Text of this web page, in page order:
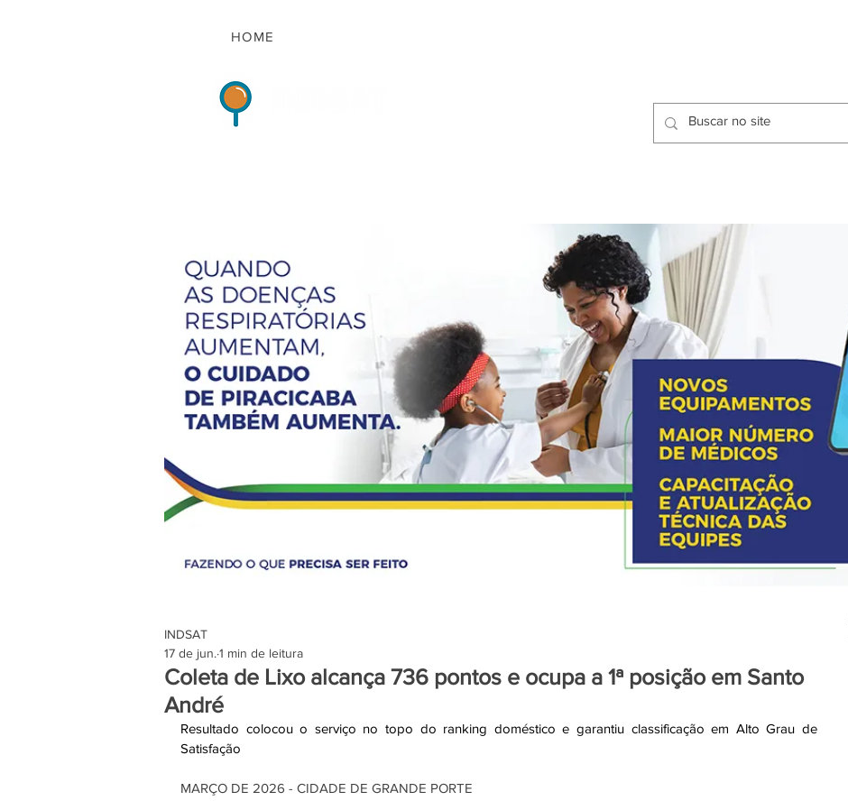
HOME
Coleta de Lixo alcança 736 pontos e ocupa a 1ª posição em Santo
André
INDSAT
17 de jun. 1 min de leitura
Resultado colocou o serviço no topo do ranking doméstico e garantiu classificação em Alto Grau de
Satisfação
MARÇO DE 2026 - CIDADE DE GRANDE PORTE